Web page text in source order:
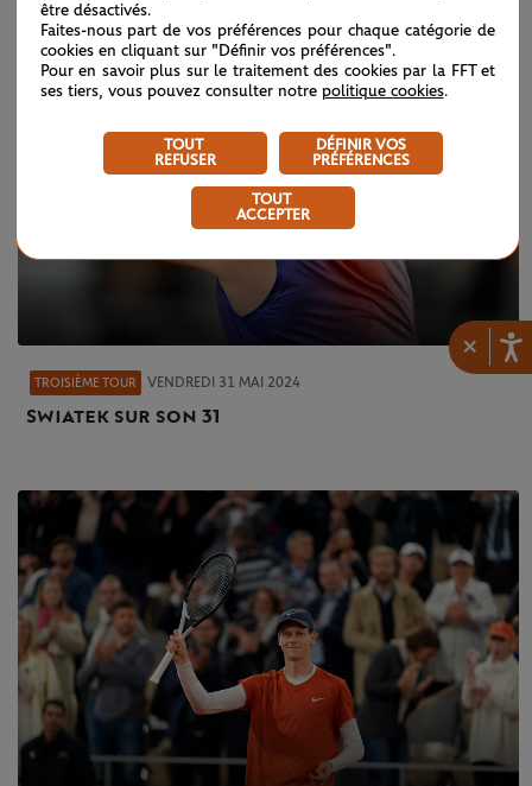
×
TROISIÈME TOUR VENDREDI 31 MAI 2024
Swiatek sur son 31
être désactivés.
Faites-nous part de vos préférences pour chaque catégorie de
cookies en cliquant sur "Définir vos préférences".
Pour en savoir plus sur le traitement des cookies par la FFT et
ses tiers, vous pouvez consulter notre politique cookies.
TOUT
REFUSER
DÉFINIR VOS
PRÉFÉRENCES
TOUT
ACCEPTER